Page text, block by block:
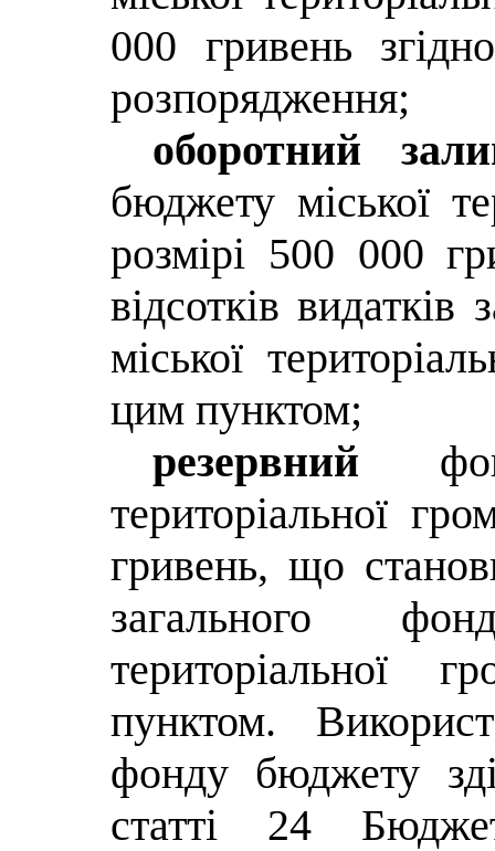
000 гривень
розпорядження;
оборотний
бюджету міської
розмірі 500 000
відсотків
міської
цим пунктом;
резервний
територіальної
гривень, що
загального
територіальної
пунктом.
фонду бюджету
статті 24